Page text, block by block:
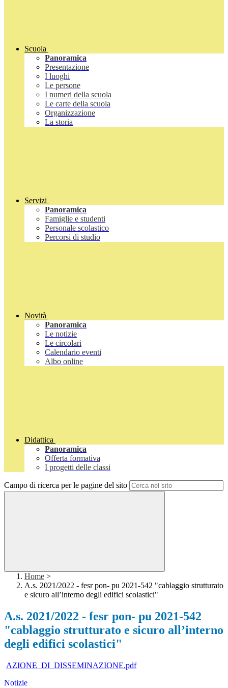
Scuola
Panoramica
Presentazione
I luoghi
Le persone
I numeri della scuola
Le carte della scuola
Organizzazione
La storia
Servizi
Panoramica
Famiglie e studenti
Personale scolastico
Percorsi di studio
Novità
Panoramica
Le notizie
Le circolari
Calendario eventi
Albo online
Didattica
Panoramica
Offerta formativa
I progetti delle classi
Campo di ricerca per le pagine del sito
Home >
A.s. 2021/2022 - fesr pon- pu 2021-542 "cablaggio strutturato
e sicuro all’interno degli edifici scolastici"
A.s. 2021/2022 - fesr pon- pu 2021-542
"cablaggio strutturato e sicuro all’interno
degli edifici scolastici"
AZIONE_DI_DISSEMINAZIONE.pdf
Notizie